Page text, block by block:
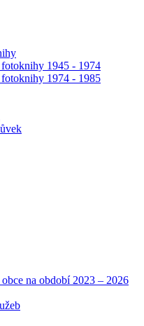
fotoknihy 1945 - 1974
fotoknihy 1974 - 1985
na období 2023 – 2026